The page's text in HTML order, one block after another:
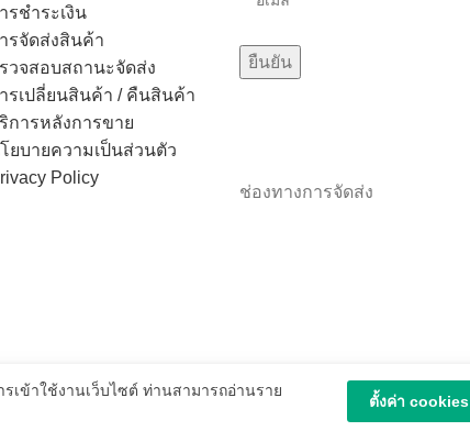
รชำระเงิน
รจัดส่งสินค้า
วจสอบสถานะจัดส่ง
รเปลี่ยนสินค้า / คืนสินค้า
การหลังการขาย
ยบายความเป็นส่วนตัว
Policy
ช่องทางการจัดส่ง
เข้าใช้งานเว็บไซต์ ท่านสามารถอ่านราย
ตั้งค่า cookies